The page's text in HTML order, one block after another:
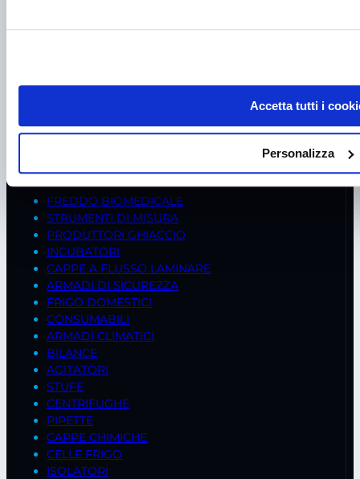
Accetta tutti i
Personalizza
Tel.+39 049 685736
Mailfrigomeccanica@andreaus.com
frigomeccanica.andreaus@pec.it
PRODOTTI
FREDDO BIOMEDICALE
STRUMENTI DI MISURA
PRODUTTORI GHIACCIO
INCUBATORI
CAPPE A FLUSSO LAMINARE
ARMADI DI SICUREZZA
FRIGO DOMESTICI
CONSUMABILI
ARMADI CLIMATICI
BILANCE
AGITATORI
STUFE
CENTRIFUGHE
PIPETTE
CAPPE CHIMICHE
CELLE FRIGO
ISOLATORI